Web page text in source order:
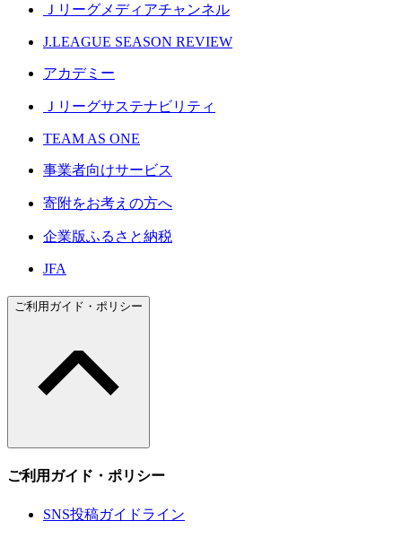
Ｊリーグメディアチャンネル
J.LEAGUE SEASON REVIEW
アカデミー
Ｊリーグサステナビリティ
TEAM AS ONE
事業者向けサービス
寄附をお考えの方へ
企業版ふるさと納税
JFA
ご利用ガイド・ポリシー
ご利用ガイド・ポリシー
SNS投稿ガイドライン